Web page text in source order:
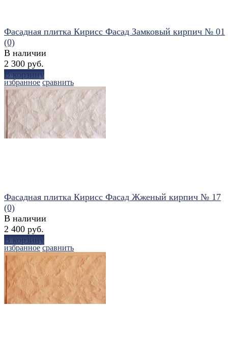
избранное сравнить
Фасадная плитка Кирисс Фасад Замковый кирпич № 01
(0)
В наличии
2 300 руб.
В корзину
избранное сравнить
Фасадная плитка Кирисс Фасад Жженый кирпич № 17
(0)
В наличии
2 400 руб.
В корзину